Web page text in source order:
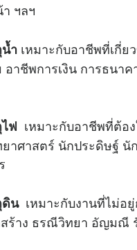
ฯลฯ
ำ เหมาะกับอาชีพที่เกี่ย
อาชีพการเงิน การธน
ฟ เหมาะกับอาชีพที่ต้อ
ศาสตร์ นักประดิษฐ์ นั
ดินเหมาะกับงานที่ไม่อยู่
สร้าง ธรณีวิทยา อัญม